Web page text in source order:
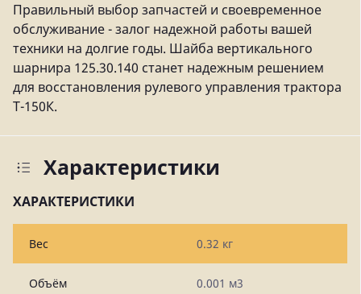
Правильный выбор запчастей и своевременное
обслуживание - залог надежной работы вашей
техники на долгие годы. Шайба вертикального
шарнира 125.30.140 станет надежным решением
для восстановления рулевого управления трактора
Т-150К.
Характеристики
ХАРАКТЕРИСТИКИ
Вес 0.32 кг
Объём 0.001 м3